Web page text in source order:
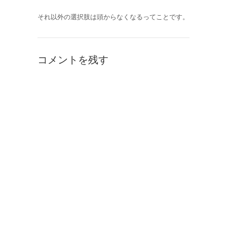
それ以外の選択肢は頭からなくなるってことです。
コメントを残す